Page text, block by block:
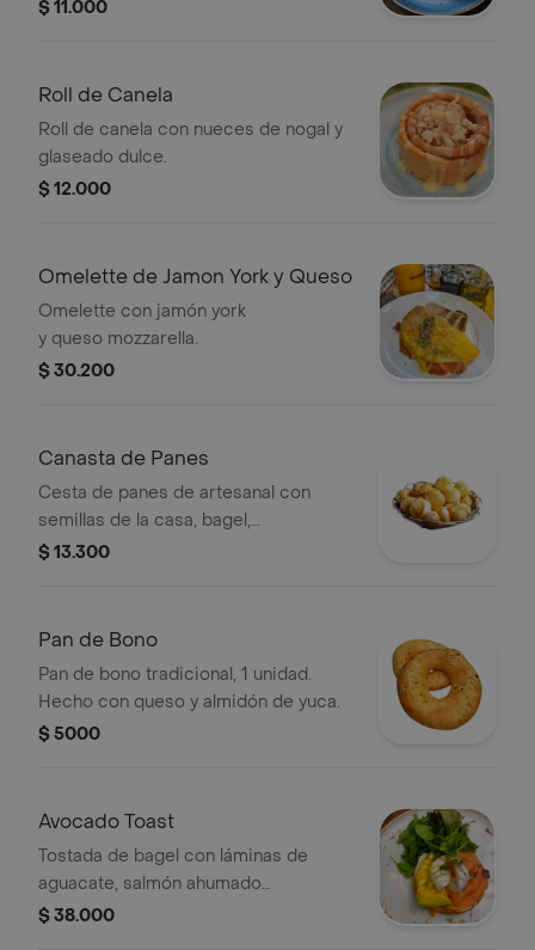
$ 11.000
Roll de Canela
Roll de canela con nueces de nogal y
glaseado dulce.
$ 12.000
Omelette de Jamon York y Queso
Omelette con jamón york
y queso mozzarella.
$ 30.200
Canasta de Panes
Cesta de panes de artesanal con
semillas de la casa, bagel,
mermeladas caseras y cream
$ 13.300
Pan de Bono
Pan de bono tradicional, 1 unidad.
Hecho con queso y almidón de yuca.
$ 5000
Avocado Toast
Tostada de bagel con láminas de
aguacate, salmón ahumado
y huevo poché.
$ 38.000